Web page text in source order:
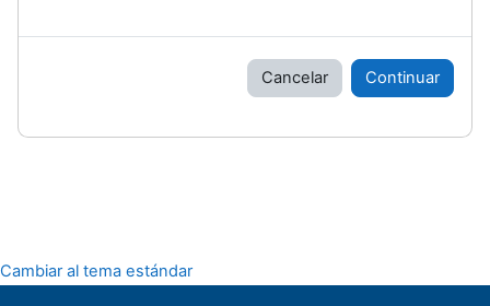
Cancelar Continuar
Cambiar al tema estándar